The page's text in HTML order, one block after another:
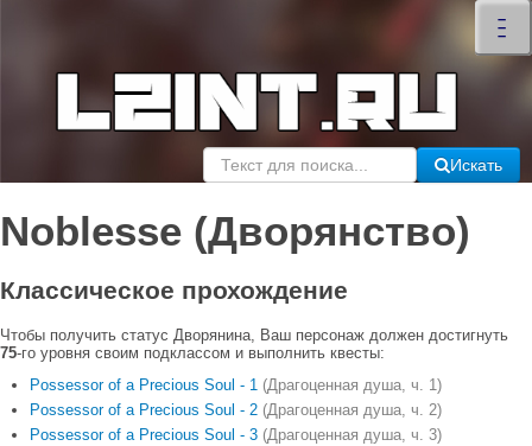
–
–
–
×
Искать
Noblesse (Дворянство)
Классическое прохождение
Чтобы получить статус Дворянина, Ваш персонаж должен достигнуть
75-го уровня своим подклассом и выполнить квесты:
Possessor of a Precious Soul - 1 (Драгоценная душа, ч. 1)
Possessor of a Precious Soul - 2 (Драгоценная душа, ч. 2)
Possessor of a Precious Soul - 3 (Драгоценная душа, ч. 3)